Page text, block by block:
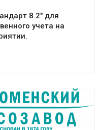
8.2" для
учета на